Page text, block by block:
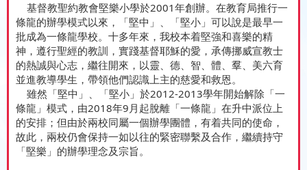
基督教聖約教會堅樂小學於2001年創辦。在教育局推行一
條龍的辦學模式以來，「堅中」、「堅小」可以說是最早一
批成為一條龍學校。十多年來，我校本着堅強和喜樂的精
神，遵行聖經的教訓，實踐基督耶穌的愛，承傳挪威宣教士
的熱誠與心志，繼往開來，以靈、德、智、體、羣、美六育
並進教導學生，帶領他們認識上主的慈愛和救恩。
雖然「堅中」、「堅小」於2012-2013學年開始解除「一
條龍」模式，由2018年9月起脫離「一條龍」在升中派位上
的安排；但由於兩校同屬一個辦學團體，有着共同的使命，
故此，兩校仍會保持一如以往的緊密聯繫及合作，繼續持守
「堅樂」的辦學理念及宗旨。